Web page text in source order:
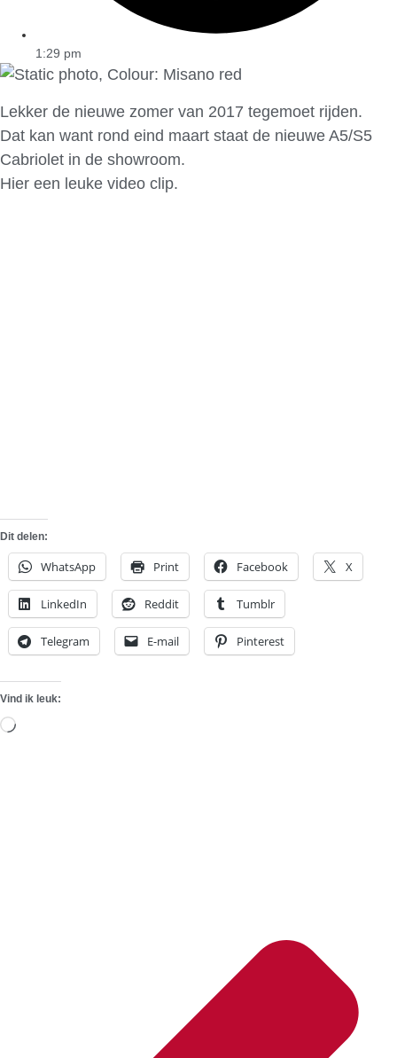
1:29 pm
Lekker de nieuwe zomer van 2017 tegemoet rijden.
Dat kan want rond eind maart staat de nieuwe A5/S5
Cabriolet in de showroom.
Hier een leuke video clip.
Dit delen:
WhatsApp Print Facebook X
LinkedIn Reddit Tumblr
Telegram E-mail Pinterest
Vind ik leuk:
Aan